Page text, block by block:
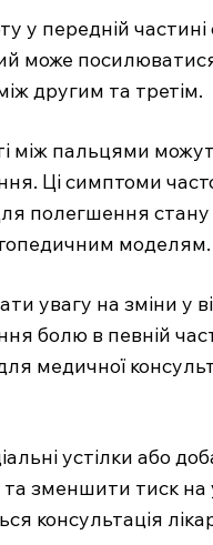
у передній
може
другим та третім.
між пальцями
Ці симптоми
полегшення
моделям.
увагу на зміни у
болю в певній
медичної
устілки або
та зменшити тиск
консультація